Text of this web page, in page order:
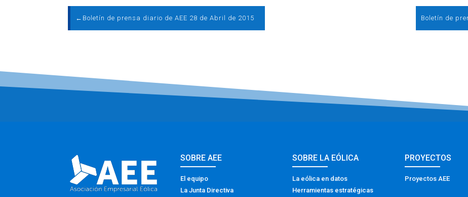
← Boletín de prensa diario de AEE 28 de Abril de 2015 Boletín de
SOBRE AEE
El equipo
La Junta Directiva
SOBRE LA EÓLICA
La eólica en datos
Herramientas estratégicas
PROYECTOS
Proyectos AEE